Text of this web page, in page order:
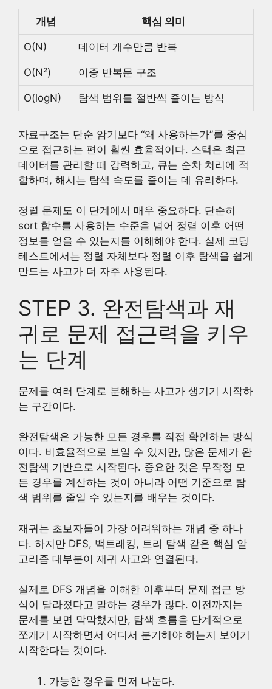
개념 핵심 의미
O(N) 데이터 개수만큼 반복
O(N²) 이중 반복문 구조
O(logN) 탐색 범위를 절반씩 줄이는 방식
자료구조는 단순 암기보다 “왜 사용하는가”를 중심
으로 접근하는 편이 훨씬 효율적이다. 스택은 최근
데이터를 관리할 때 강력하고, 큐는 순차 처리에 적
합하며, 해시는 탐색 속도를 줄이는 데 유리하다.
정렬 문제도 이 단계에서 매우 중요하다. 단순히
sort 함수를 사용하는 수준을 넘어 정렬 이후 어떤
정보를 얻을 수 있는지를 이해해야 한다. 실제 코딩
테스트에서는 정렬 자체보다 정렬 이후 탐색을 쉽게
만드는 사고가 더 자주 사용된다.
STEP 3. 완전탐색과 재
귀로 문제 접근력을 키우
는 단계
문제를 여러 단계로 분해하는 사고가 생기기 시작하
는 구간이다.
완전탐색은 가능한 모든 경우를 직접 확인하는 방식
이다. 비효율적으로 보일 수 있지만, 많은 문제가 완
전탐색 기반으로 시작된다. 중요한 것은 무작정 모
든 경우를 계산하는 것이 아니라 어떤 기준으로 탐
색 범위를 줄일 수 있는지를 배우는 것이다.
재귀는 초보자들이 가장 어려워하는 개념 중 하나
다. 하지만 DFS, 백트래킹, 트리 탐색 같은 핵심 알
고리즘 대부분이 재귀 사고와 연결된다.
실제로 DFS 개념을 이해한 이후부터 문제 접근 방
식이 달라졌다고 말하는 경우가 많다. 이전까지는
문제를 보면 막막했지만, 탐색 흐름을 단계적으로
쪼개기 시작하면서 어디서 분기해야 하는지 보이기
시작한다는 것이다.
가능한 경우를 먼저 나눈다.